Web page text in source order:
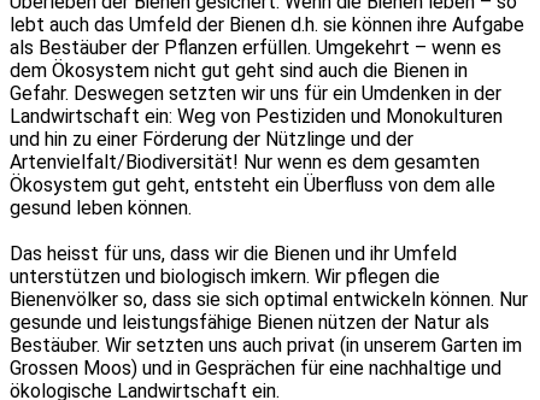
lebt auch das Umfeld der Bienen d.h. sie können ihre Aufgabe
als Bestäuber der Pflanzen erfüllen. Umgekehrt – wenn es
dem Ökosystem nicht gut geht sind auch die Bienen in
Gefahr. Deswegen setzten wir uns für ein Umdenken in der
Landwirtschaft ein: Weg von Pestiziden und Monokulturen
und hin zu einer Förderung der Nützlinge und der
Artenvielfalt/Biodiversität! Nur wenn es dem gesamten
Ökosystem gut geht, entsteht ein Überfluss von dem alle
gesund leben können.
Das heisst für uns, dass wir die Bienen und ihr Umfeld
unterstützen und biologisch imkern. Wir pflegen die
Bienenvölker so, dass sie sich optimal entwickeln können. Nur
gesunde und leistungsfähige Bienen nützen der Natur als
Bestäuber. Wir setzten uns auch privat (in unserem Garten im
Grossen Moos) und in Gesprächen für eine nachhaltige und
ökologische Landwirtschaft ein.